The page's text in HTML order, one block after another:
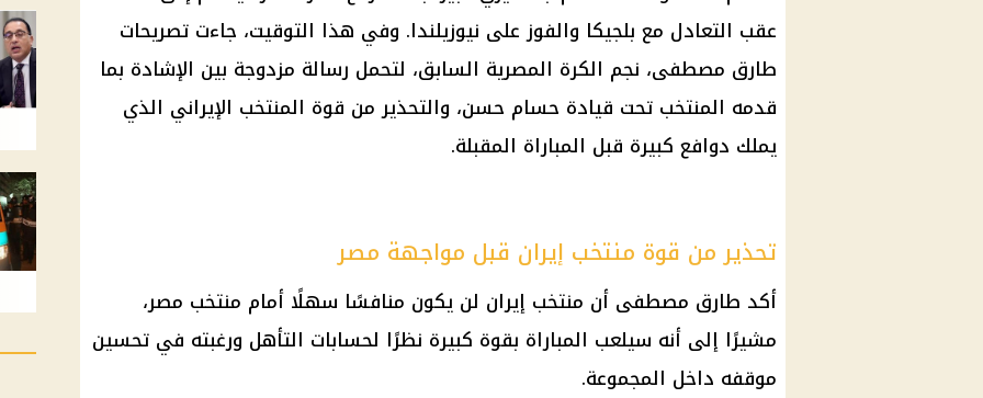
عقب التعادل مع بلجيكا والفوز على نيوزيلندا. وفي هذا التوقيت، جاءت تصريحات
طارق مصطفى، نجم الكرة المصرية السابق، لتحمل رسالة مزدوجة بين الإشادة بما
قدمه المنتخب تحت قيادة حسام حسن، والتحذير من قوة المنتخب الإيراني الذي
يملك دوافع كبيرة قبل المباراة المقبلة.
تحذير من قوة منتخب إيران قبل مواجهة مصر
أكد طارق مصطفى أن منتخب إيران لن يكون منافسًا سهلًا أمام منتخب مصر،
مشيرًا إلى أنه سيلعب المباراة بقوة كبيرة نظرًا لحسابات التأهل ورغبته في تحسين
موقفه داخل المجموعة.